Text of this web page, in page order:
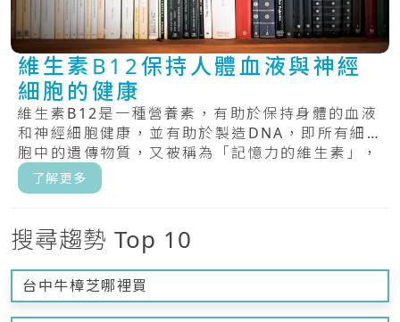
維生素B12保持人體血液與神經
細胞的健康
維生素B12是一種營養素，有助於保持身體的血液
和神經細胞健康，並有助於製造DNA，即所有細
胞中的遺傳物質，又被稱為「記憶力的維生素」，
具.....
了解更多
搜尋趨勢 Top 10
台中牛樟芝哪裡買